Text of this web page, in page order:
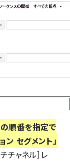
順番を指定で
ン セグメント」
チャネル］レ